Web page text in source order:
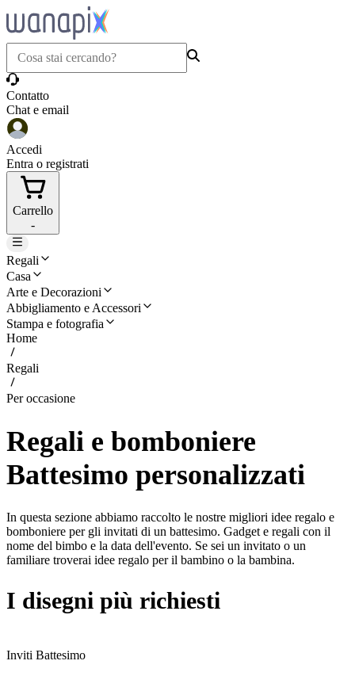
Contatto
Chat e email
Accedi
Entra o registrati
Carrello
-
Regali
Casa
Arte e Decorazioni
Abbigliamento e Accessori
Stampa e fotografia
Home
Regali
Per occasione
Regali e bomboniere
Battesimo personalizzati
In questa sezione abbiamo raccolto le nostre migliori idee regalo e
bomboniere per gli invitati di un battesimo. Gadget e regali con il
nome del bimbo e la data dell'evento. Se sei un invitato o un
familiare troverai idee regalo per il bambino o la bambina.
I disegni più richiesti
Inviti Battesimo